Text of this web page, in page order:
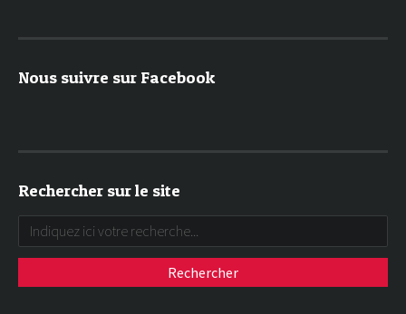
Nous suivre sur Facebook
Rechercher sur le site